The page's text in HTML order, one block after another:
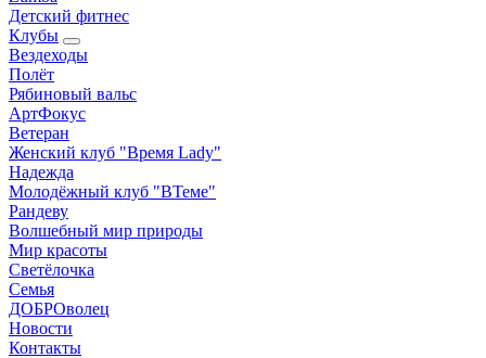
Детский фитнес
Клубы
Вездеходы
Полёт
Рябиновый вальс
АртФокус
Ветеран
Женский клуб "Время Lady"
Надежда
Молодёжный клуб "ВТеме"
Рандеву
Волшебный мир природы
Мир красоты
Светёлочка
Семья
ДОБРОволец
Новости
Контакты